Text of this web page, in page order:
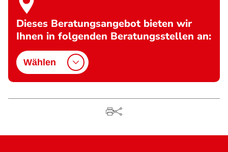
Dieses Beratungsangebot bieten wir
Ihnen in folgenden Beratungsstellen an:
Wählen